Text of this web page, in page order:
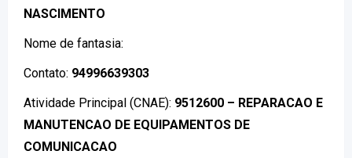
NASCIMENTO
Nome de fantasia:
Contato: 94996639303
Atividade Principal (CNAE): 9512600 – REPARACAO E
MANUTENCAO DE EQUIPAMENTOS DE
COMUNICACAO